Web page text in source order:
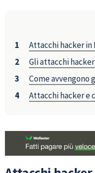
Attacchi hacker in
Gli attacchi
Come avvengono
Attacchi hacker e